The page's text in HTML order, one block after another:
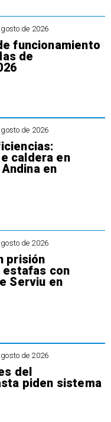
de 2026
funcionamiento
de
de 2026
caldera en
en
de 2026
prisión
con
Serviu en
de 2026
del
piden sistema